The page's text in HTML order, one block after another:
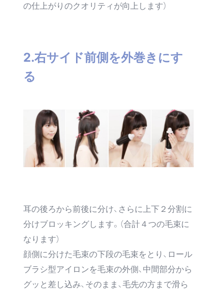
の仕上がりのクオリティが向上します）
2.右サイド前側を外巻きにす
る
耳の後ろから前後に分け、さらに上下２分割に
分けブロッキングします。（合計４つの毛束に
なります）
顔側に分けた毛束の下段の毛束をとり、ロール
ブラシ型アイロンを毛束の外側、中間部分から
グッと差し込み、そのまま、毛先の方まで滑ら